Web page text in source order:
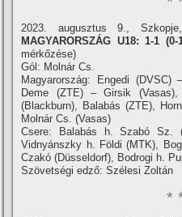
2023. augusztus 9.,
MAGYARORSZÁG U18: 1-1 (0-
mérkőzése)
Gól: Molnár Cs.
Magyarország: Engedi
Deme (ZTE) – Girsik
(Blackburn), Balabás (ZTE),
Molnár Cs. (Vasas)
Csere: Balabás h. Szabó Sz.
Vidnyánszky h. Földi (MTK),
Czakó (Düsseldorf), Bodrogi h.
Szövetségi edző: Szélesi Zoltán
*